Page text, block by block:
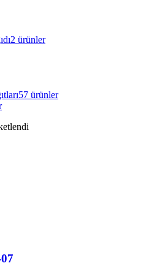
2 ürünler
57 ürünler